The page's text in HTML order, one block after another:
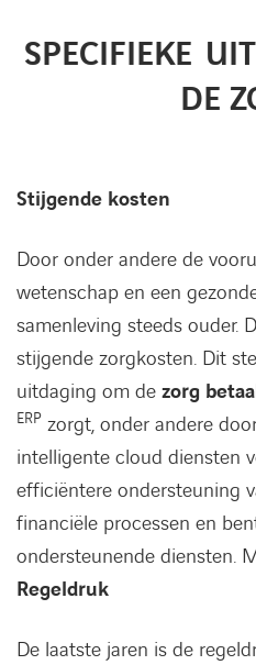
SPECIFIEKE
DE
Stijgende kosten
Door onder andere de
wetenschap en een
samenleving steeds ouder.
stijgende zorgkosten. Dit
uitdaging om de zorg
ERP zorgt, onder andere
intelligente cloud diensten
efficiëntere ondersteuning
financiële processen en
ondersteunende diensten.
Regeldruk
De laatste jaren is de